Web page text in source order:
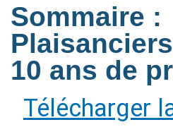
Sommaire :
10 ans de
Télécharger